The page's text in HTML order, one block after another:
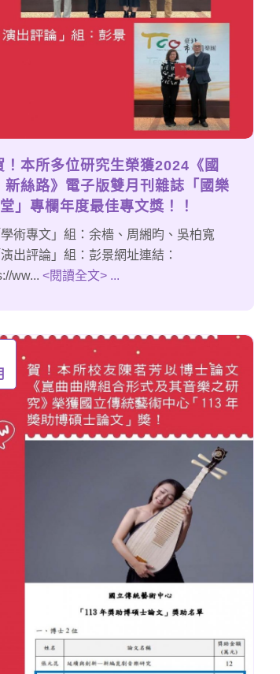
！本所多位研究生榮獲2024《國
新絲路》電子版雙月刊雜誌「國樂
」專欄年度最佳專文獎！！
術專文」組：余檣、周緗昀、吳柏寬
出評論」組：彭景網址連結：
ww... <閱讀全文> ...